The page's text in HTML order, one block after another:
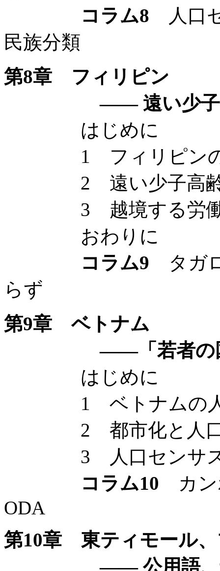
コラム8 人口
民族分類
第8章 フィリピン
—— 遠い少子高齢
はじめに
1 フィリピンの
2 遠い少子高齢化
3 越境する労働
おわりに
コラム9 タガ
らず
第9章 ベトナム
——「若者の国」
はじめに
1 ベトナムの人
2 都市化と人口
3 人口センサスの
コラム10 カン
ODA
第10章 東ティモール
—— 公用語、母語